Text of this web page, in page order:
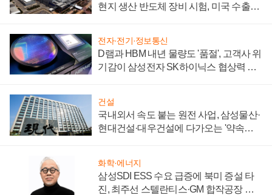
현지 생산 반도체 장비 시험, 미국 수출통
전자·전기·정보통신
D램과 HBM 내년 물량도 '품절', 고객사 위
기감이 삼성전자 SK하이닉스 협상력 더
건설
국내외서 속도 붙는 원전 사업, 삼성물산·
현대건설·대우건설에 다가오는 '약속의
화학·에너지
삼성SDI ESS 수요 급증에 북미 증설 타
진, 최주선 스텔란티스·GM 합작공장 건